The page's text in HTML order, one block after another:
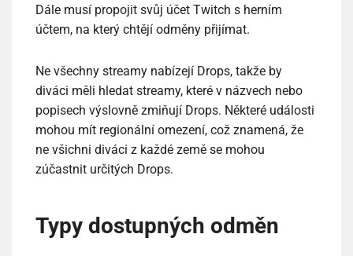
Dále musí propojit svůj účet Twitch s herním
účtem, na který chtějí odměny přijímat.
Ne všechny streamy nabízejí Drops, takže by
diváci měli hledat streamy, které v názvech nebo
popisech výslovně zmiňují Drops. Některé události
mohou mít regionální omezení, což znamená, že
ne všichni diváci z každé země se mohou
zúčastnit určitých Drops.
Typy dostupných odměn